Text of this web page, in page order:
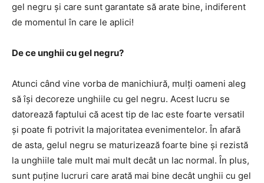
gel negru și care sunt garantate să arate bine, indiferent
de momentul în care le aplici!
De ce unghii cu gel negru?
Atunci când vine vorba de manichiură, mulți oameni aleg
să își decoreze unghiile cu gel negru. Acest lucru se
datorează faptului că acest tip de lac este foarte versatil
și poate fi potrivit la majoritatea evenimentelor. În afară
de asta, gelul negru se maturizează foarte bine și rezistă
la unghiile tale mult mai mult decât un lac normal. În plus,
sunt puține lucruri care arată mai bine decât unghii cu gel